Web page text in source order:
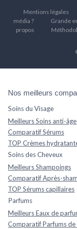
Mentions légales
média ?
Grande
propos
Nos meilleurs
Soins du Visage
Meilleurs Soins anti-âge
Comparatif Sérums
TOP Crèmes
Soins des Cheveux
Meilleurs Shampoings
Comparatif Après-
TOP Sérums capillaires
Parfums
Meilleurs Eaux de
Comparatif Parfums de